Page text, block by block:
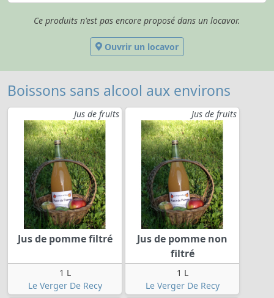
Ce produits n'est pas encore proposé dans un locavor.
Ouvrir un locavor
Boissons sans alcool aux environs
Jus de fruits
Jus de pomme filtré
1 L
Le Verger De Recy
Jus de fruits
Jus de pomme non
filtré
1 L
Le Verger De Recy